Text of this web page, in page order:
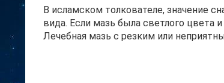
В исламском толкователе, значение
вида. Если мазь была светлого цвета
Лечебная мазь с резким или